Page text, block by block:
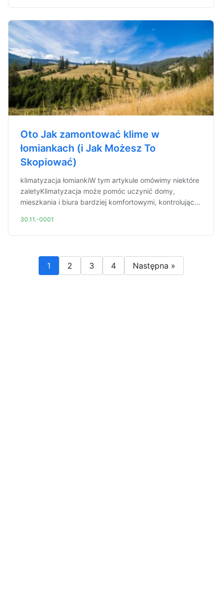
Oto Jak zamontować klime w
łomiankach (i Jak Możesz To
Skopiować)
klimatyzacja łomiankiW tym artykule omówimy niektóre
zaletyKlimatyzacja może pomóc uczynić domy,
mieszkania i biura bardziej komfortowymi, kontrolując...
30.11.-0001
1 2 3 4 Następna »